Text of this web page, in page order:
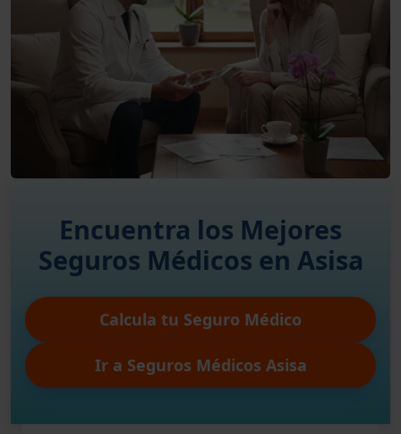
Encuentra los Mejores
Seguros Médicos en Asisa
Calcula tu Seguro Médico
Ir a Seguros Médicos Asisa